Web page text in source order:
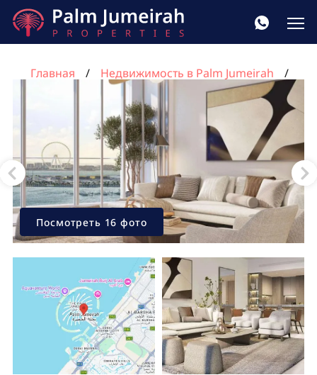
Главная
Недвижимость в Palm Jumeirah
Квартира с 1 спальней в Пальма Джумейра, Дубай,
ОАЭ №1149
Посмотреть 16 фото